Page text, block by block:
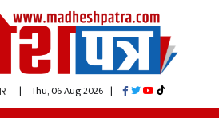
Thu, 06 Aug 2026 |